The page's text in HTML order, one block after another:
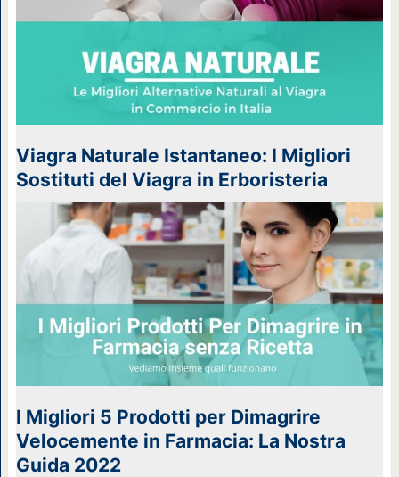
Viagra Naturale Istantaneo: I Migliori
Sostituti del Viagra in Erboristeria
I Migliori 5 Prodotti per Dimagrire
Velocemente in Farmacia: La Nostra
Guida 2022